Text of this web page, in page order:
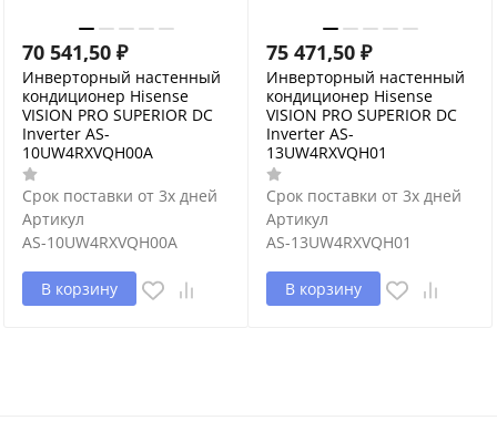
70 541,50 ₽
Инверторный настенный
кондиционер Hisense
VISION PRO SUPERIOR DC
Inverter AS-
10UW4RXVQH00A
Срок поставки от 3х дней
Артикул
AS-10UW4RXVQH00A
В корзину
75 471,50 ₽
Инверторный настенный
кондиционер Hisense
VISION PRO SUPERIOR DC
Inverter AS-
13UW4RXVQH01
Срок поставки от 3х дней
Артикул
AS-13UW4RXVQH01
В корзину